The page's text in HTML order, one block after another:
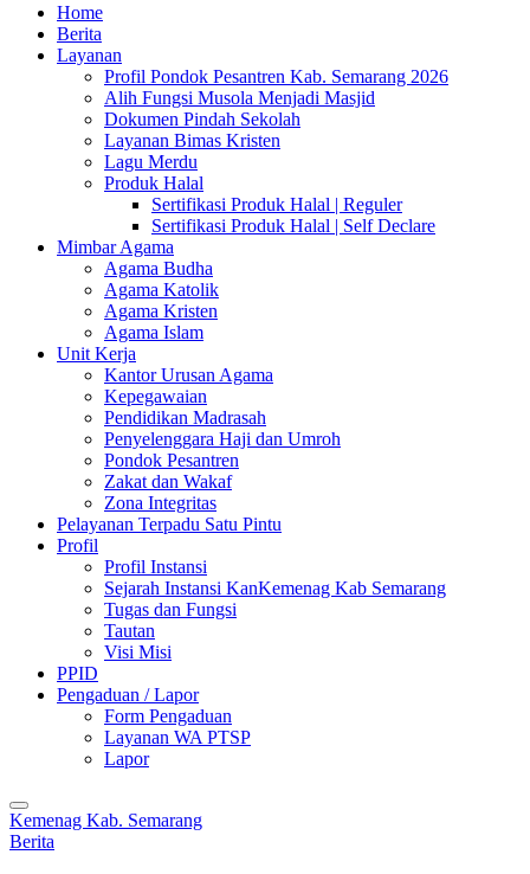
Home
Berita
Layanan
Profil Pondok Pesantren Kab. Semarang 2026
Alih Fungsi Musola Menjadi Masjid
Dokumen Pindah Sekolah
Layanan Bimas Kristen
Lagu Merdu
Produk Halal
Sertifikasi Produk Halal | Reguler
Sertifikasi Produk Halal | Self Declare
Mimbar Agama
Agama Budha
Agama Katolik
Agama Kristen
Agama Islam
Unit Kerja
Kantor Urusan Agama
Kepegawaian
Pendidikan Madrasah
Penyelenggara Haji dan Umroh
Pondok Pesantren
Zakat dan Wakaf
Zona Integritas
Pelayanan Terpadu Satu Pintu
Profil
Profil Instansi
Sejarah Instansi KanKemenag Kab Semarang
Tugas dan Fungsi
Tautan
Visi Misi
PPID
Pengaduan / Lapor
Form Pengaduan
Layanan WA PTSP
Lapor
Kemenag Kab. Semarang
Berita